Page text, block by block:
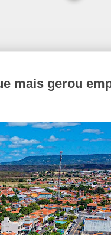
mais gerou